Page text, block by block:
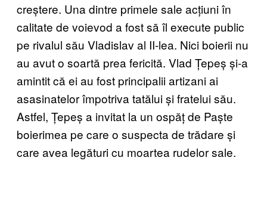
creștere. Una dintre primele sale acțiuni în
calitate de voievod a fost să îl execute public
pe rivalul său Vladislav al II-lea. Nici boierii nu
au avut o soartă prea fericită. Vlad Țepeș și-a
amintit că ei au fost principalii artizani ai
asasinatelor împotriva tatălui și fratelui său.
Astfel, Țepeș a invitat la un ospăț de Paște
boierimea pe care o suspecta de trădare și
care avea legături cu moartea rudelor sale.